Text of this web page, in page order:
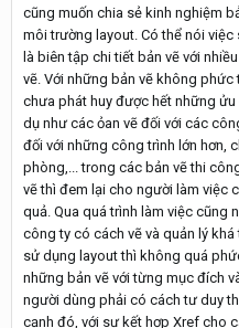
cũng muốn chia sẻ kinh nghiệm
môi trường layout. Có thể nói
là biên tập chi tiết bản vẽ với
vẽ. Với những bản vẽ không
chưa phát huy được hết những
dụ như các ỏan vẽ đối với các
đối với những công trình lớn hơn,
phòng,... trong các bản vẽ thi
vẽ thì đem lại cho người làm việc
quả. Qua quá trình làm việc cũng
công ty có cách vẽ và quản lý
sử dụng layout thì không quá
những bản vẽ với từng mục đích
người dùng phải có cách tư duy
cạnh đó, với sự kết hợp Xref cho